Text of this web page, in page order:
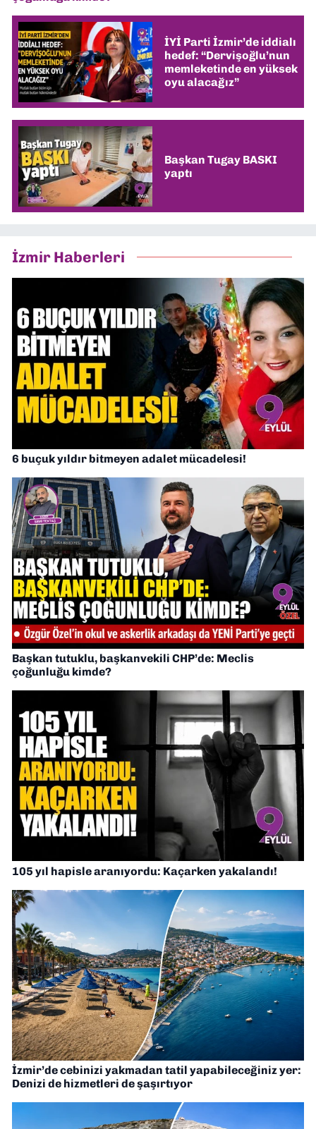
İYİ Parti İzmir’de iddialı
hedef: “Dervişoğlu’nun
memleketinde en yüksek
oyu alacağız”
Başkan Tugay BASKI
yaptı
İzmir Haberleri
6 buçuk yıldır bitmeyen adalet mücadelesi!
Başkan tutuklu, başkanvekili CHP’de: Meclis
çoğunluğu kimde?
105 yıl hapisle aranıyordu: Kaçarken yakalandı!
İzmir’de cebinizi yakmadan tatil yapabileceğiniz yer:
Denizi de hizmetleri de şaşırtıyor